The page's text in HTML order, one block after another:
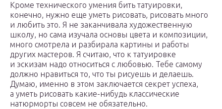
Кроме технического умения бить татуировки,
конечно, нужно еще уметь рисовать, рисовать много
и любить это. Я не заканчивала художественную
школу, но сама изучала основы цвета и композиции,
много смотрела и разбирала картины и работы
других мастеров. Я считаю, что к татуировке
и эскизам надо относиться с любовью. Тебе самому
должно нравиться то, что ты рисуешь и делаешь.
Думаю, именно в этом заключается секрет успеха,
а уметь рисовать какие-нибудь классические
натюрморты совсем не обязательно.